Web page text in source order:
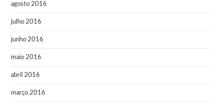
agosto 2016
julho 2016
junho 2016
maio 2016
abril 2016
março 2016